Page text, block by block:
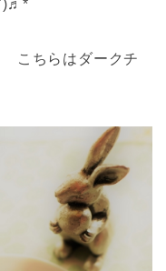
こちらはダークチ